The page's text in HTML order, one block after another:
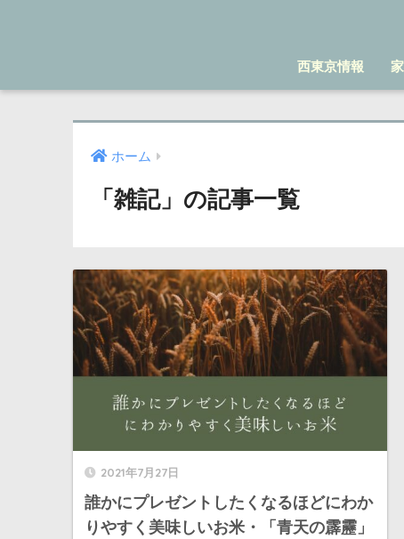
西東京情報 家
ホーム
「雑記」の記事一覧
2021年7月27日
誰かにプレゼントしたくなるほどにわか
りやすく美味しいお米・「青天の霹靂」